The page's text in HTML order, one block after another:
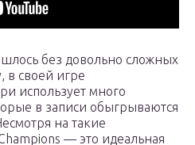
без довольно сложных
в своей игре
использует много
в записи обыгрываются
на такие
— это идеальная